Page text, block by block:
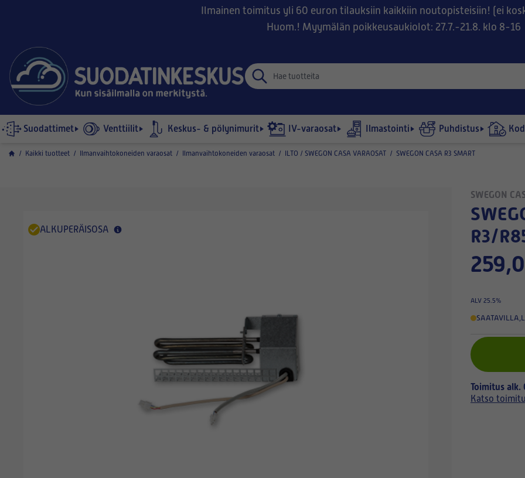
Ilmainen toimitus yli 60 euron tilauksiin kaikkiin noutopisteisiin! (ei
Huom.! Myymälän poikkeusaukiolot: 27.7.-21.8. klo 8-16
Suodattimet Venttiilit Keskus- & pölynimurit IV-varaosat Ilmastointi Puhdistus
/ Kaikki tuotteet / Ilmanvaihtokoneiden varaosat / Ilmanvaihtokoneiden varaosat / ILTO / SWEGON CASA VARAOSAT / SWEGON CASA R3 SMART
ALKUPERÄISOSA
SWEGON
SWEGON JÄLKILÄMMITYSMODULI
R3/
ALV 25.5%
SAATAVILLA,
Toimitus alk.
Katso